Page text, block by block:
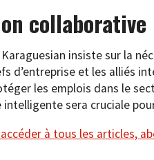
collaborative
insiste sur la
d’entreprise et les alliés
les emplois dans le
intelligente sera cruciale
à tous les articles,